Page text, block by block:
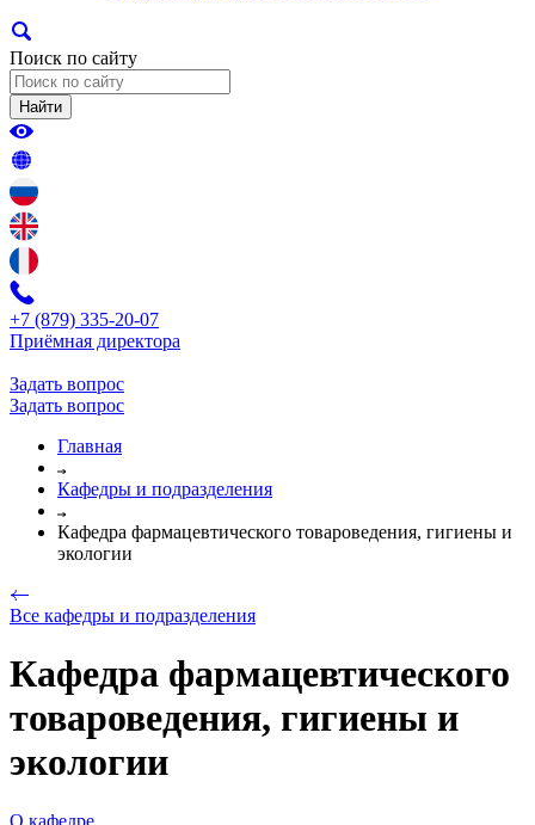
Поиск по сайту
Найти
+7 (879) 335-20-07
Приёмная директора
Задать вопрос
Задать вопрос
Главная
Кафедры и подразделения
Кафедра фармацевтического товароведения, гигиены и
экологии
Все кафедры и подразделения
Кафедра фармацевтического
товароведения, гигиены и
экологии
О кафедре